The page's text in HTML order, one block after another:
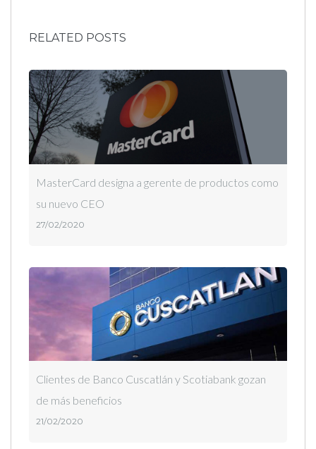
RELATED POSTS
MasterCard designa a gerente de productos como
su nuevo CEO
27/02/2020
Clientes de Banco Cuscatlán y Scotiabank gozan
de más beneficios
21/02/2020